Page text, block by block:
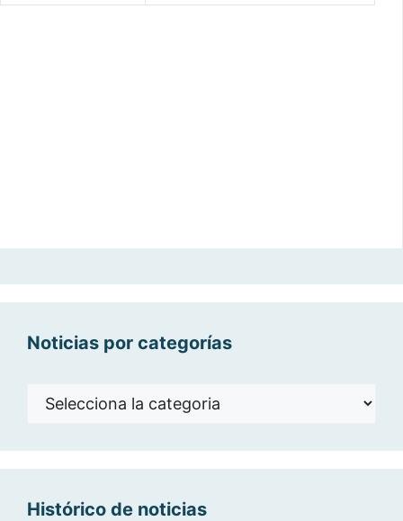
Noticias por categorías
Noticias
Histórico de noticias